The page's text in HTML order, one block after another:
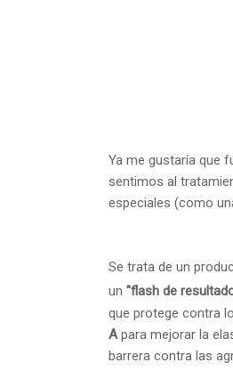
Ya me gustaría que
sentimos al
especiales (como
Se trata de un
un "flash de
que protege contra
Apara mejorar la
barrera contra las